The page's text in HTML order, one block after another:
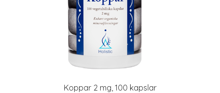
Koppar 2 mg, 100 kapslar